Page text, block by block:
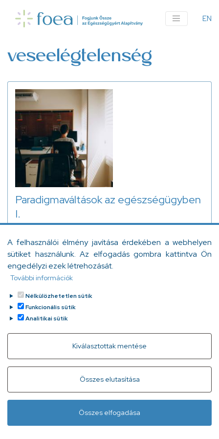
A felhasználói élmény javítása érdekében a webhelyen
sütiket használunk. Az elfogadás gombra kattintva Ön
engedélyzi ezek létrehozását.
További információk
Nélkülözhetetlen sütik
Funkcionális sütik
Analitikai sütik
Kiválasztottak mentése
Összes elutasítása
Withdraw consent
Összes elfogadása
tartalomra
EN
veseelégtelenség
Paradigmaváltások az egészségügyben
I.
alatt az idő alatt nagyon sokat fejlődött, változott az
orvoslás. Jelen írásomban néhány, ebben az
időszakban bekövetkezett szemléletváltozást
szeretnék bemutatni, a teljesség igénye nélkül.
2024. március 5.
Gyorslinkek
Adatvédelem Kapcsolat
+ 36 1 296 2556(normál díjas, 8:00-20:00 között
hívható)